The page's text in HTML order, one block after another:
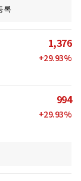
록
1,376
+29.93%
994
+29.93%